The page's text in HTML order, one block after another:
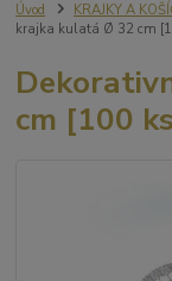
Úvod KRAJKY A
krajka kulatá Ø 32 cm
cm [100